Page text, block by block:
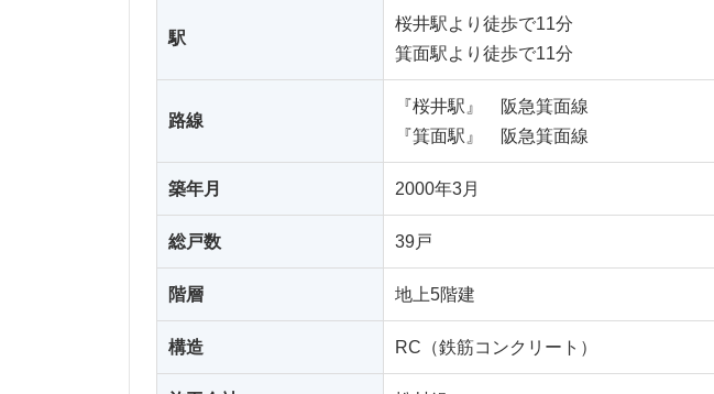
駅
桜井駅より徒歩で11分
箕面駅より徒歩で11分
路線
『桜井駅』 阪急箕面線
『箕面駅』 阪急箕面線
築年月 2000年3月
総戸数 39戸
階層 地上5階建
構造 RC（鉄筋コンクリート）